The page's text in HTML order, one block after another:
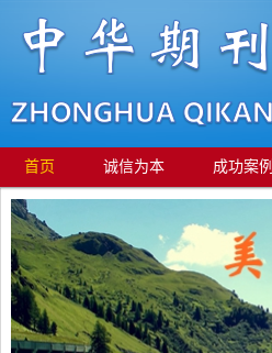
首页 诚信为本 成功案例